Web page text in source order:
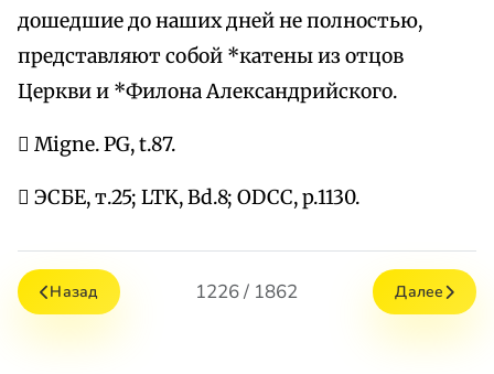
дошедшие до наших дней не полностью,
представляют собой *катены из отцов
Церкви и *Филона Александрийского.
 Migne. PG, t.87.
 ЭСБЕ, т.25; LTK, Bd.8; ODCC, p.1130.
Назад 1226 / 1862 Далее